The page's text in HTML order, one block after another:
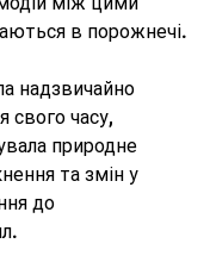
в порожнечі.
надзвичайно
свого часу,
природне
та змін у
до